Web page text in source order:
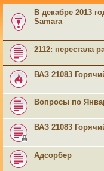
В декабре 2013
Samara
2112: перестала
ВАЗ 21083
Вопросы по
ВАЗ 21083
Адсорбер